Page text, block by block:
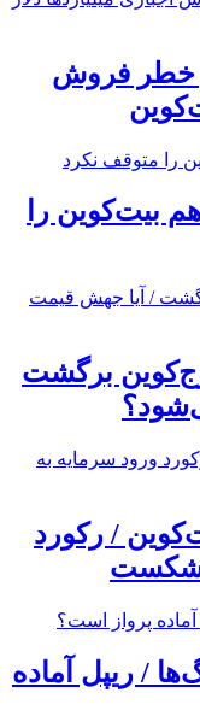
خطر فروش
بیت‌کوین را
برگشت
/ رکورد
/ ریپل آماده